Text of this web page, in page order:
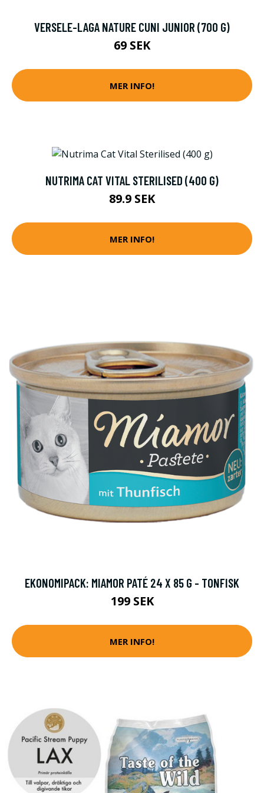
VERSELE-LAGA NATURE CUNI JUNIOR (700 G)
69 SEK
MER INFO!
NUTRIMA CAT VITAL STERILISED (400 G)
89.9 SEK
MER INFO!
EKONOMIPACK: MIAMOR PATÉ 24 X 85 G - TONFISK
199 SEK
MER INFO!